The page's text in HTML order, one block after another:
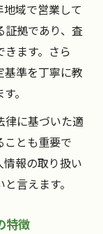
域で営業して
証拠であり、査
ます。さら
基準を丁寧に教
。
律に基づいた適
ことも重要で
報の取り扱い
言えます。
特徴